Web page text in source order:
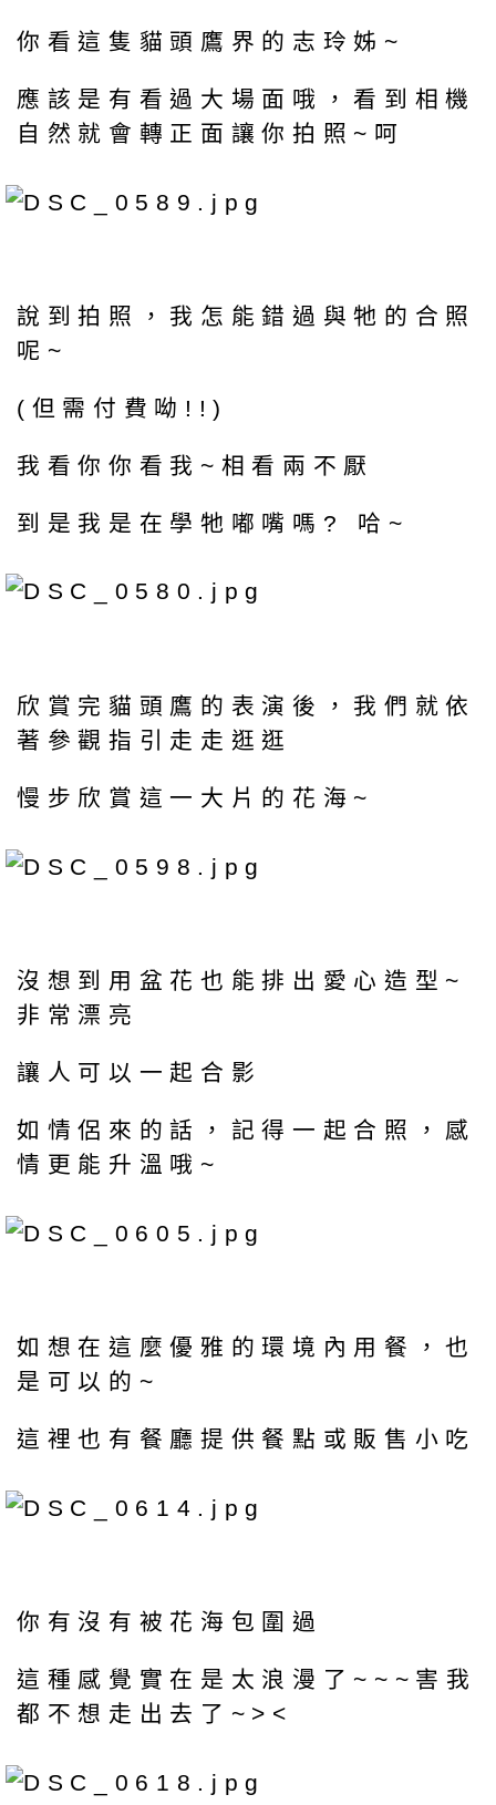
你看這隻貓頭鷹界的志玲姊~
應該是有看過大場面哦，看到相機
自然就會轉正面讓你拍照~呵
說到拍照，我怎能錯過與牠的合照
呢~
(但需付費呦!!)
我看你你看我~相看兩不厭
到是我是在學牠嘟嘴嗎? 哈~
欣賞完貓頭鷹的表演後，我們就依
著參觀指引走走逛逛
慢步欣賞這一大片的花海~
沒想到用盆花也能排出愛心造型~
非常漂亮
讓人可以一起合影
如情侶來的話，記得一起合照，感
情更能升溫哦~
如想在這麼優雅的環境內用餐，也
是可以的~
這裡也有餐廳提供餐點或販售小吃
你有沒有被花海包圍過
這種感覺實在是太浪漫了~~~害我
都不想走出去了~><